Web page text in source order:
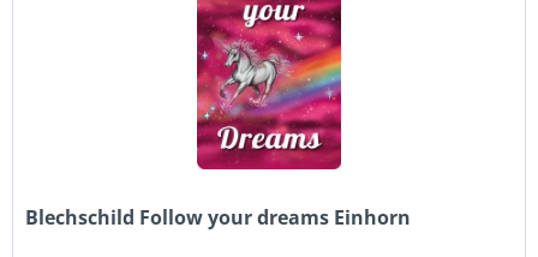
Blechschild Follow your dreams Einhorn